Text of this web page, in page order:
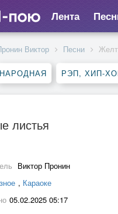
Лента
Виктор Песни
НАРОДНАЯ РЭП, ХИП-
листья
Виктор Пронин
, Караоке
05.02.2025 05:17